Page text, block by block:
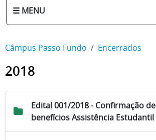
☰ MENU
Câmpus Passo Fundo Encerrados
2018
Edital 001/2018 - Confirmação de
benefícios Assistência Estudantil